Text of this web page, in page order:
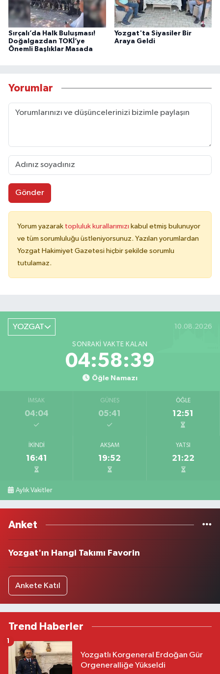
Sırçalı’da Halk Buluşması!
Doğalgazdan TOKİ’ye
Önemli Başlıklar Masada
Yozgat'ta Siyasiler Bir
Araya Geldi
Yorumlar
Gönder
Yorum yazarak topluluk kurallarımızı kabul etmiş bulunuyor
ve tüm sorumluluğu üstleniyorsunuz. Yazılan yorumlardan
Yozgat Hakimiyet Gazetesi hiçbir şekilde sorumlu
tutulamaz.
YOZGAT 10.08.2026
SONRAKI VAKTE KALAN
04:58:39
Öğle Namazı
İMSAK
04:04
GÜNEŞ
05:41
ÖĞLE
12:51
İKINDI
16:41
AKŞAM
19:52
YATSI
21:22
Aylık Vakitler
Anket
Yozgat'ın Hangi Takımı Favorin
Ankete Katıl
Trend Haberler
Yozgatlı Korgeneral Erdoğan Gür
Orgeneralliğe Yükseldi
1